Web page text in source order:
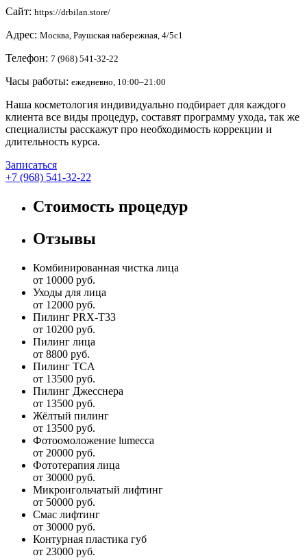
Сайт: https://drbilan.store/
Адрес: Москва, Раушская набережная, 4/5с1
Телефон: 7 (968) 541-32-22
Часы работы: ежедневно, 10:00–21:00
Наша косметология индивидуально подбирает для каждого
клиента все виды процедур, составят программу ухода, так же
специалисты расскажут про необходимость коррекции и
длительность курса.
Записаться
+7 (968) 541-32-22
Стоимость процедур
Отзывы
Комбинированная чистка лица
от 10000 руб.
Уходы для лица
от 12000 руб.
Пилинг PRX-T33
от 10200 руб.
Пилинг лица
от 8800 руб.
Пилинг TCA
от 13500 руб.
Пилинг Джесснера
от 13500 руб.
Жёлтый пилинг
от 13500 руб.
Фотоомоложение lumecca
от 20000 руб.
Фототерапия лица
от 30000 руб.
Микроигольчатый лифтинг
от 50000 руб.
Смас лифтинг
от 30000 руб.
Контурная пластика губ
от 23000 руб.